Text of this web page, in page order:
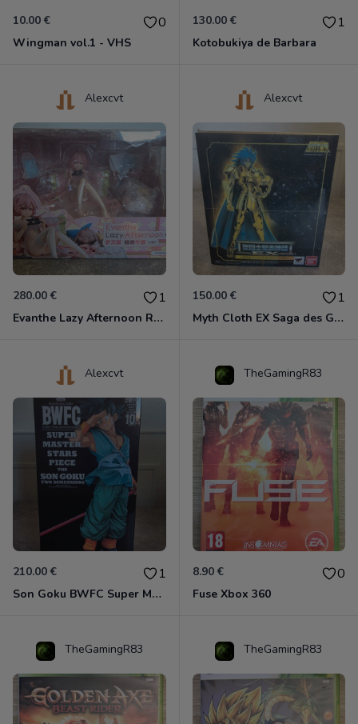
10.00 € 0
Wingman vol.1 - VHS
130.00 € 1
Kotobukiya de Barbara
Alexcvt
280.00 € 1
Evanthe Lazy Afternoon Red Pride of Eden
Alexcvt
150.00 € 1
Myth Cloth EX Saga des Gémeaux
Alexcvt
210.00 € 1
Son Goku BWFC Super Master Stars
TheGamingR83
8.90 € 0
Fuse Xbox 360
TheGamingR83 TheGamingR83